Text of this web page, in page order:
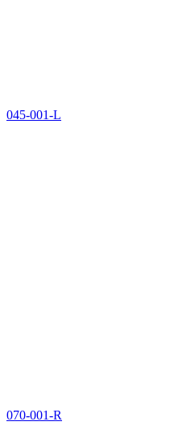
045-001-L
070-001-R